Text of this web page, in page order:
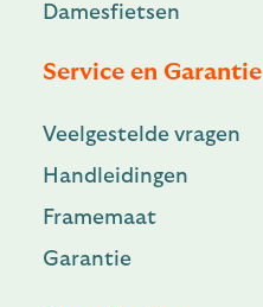
Damesfietsen
Service en Garantie
Veelgestelde vragen
Handleidingen
Framemaat
Garantie